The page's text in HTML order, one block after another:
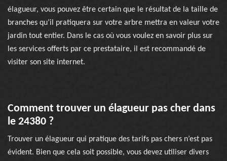
élagueur, vous pouvez être certain que le résultat de la taille de
branches qu’il pratiquera sur votre arbre mettra en valeur votre
jardin tout entier. Dans le cas où vous voulez en savoir plus sur
les services offerts par ce prestataire, il est recommandé de
visiter son site internet.
Comment trouver un élagueur pas cher dans
le 24380 ?
Trouver un élagueur qui pratique des tarifs pas chers n’est pas
évident. Bien que cela soit possible, vous devez utiliser divers